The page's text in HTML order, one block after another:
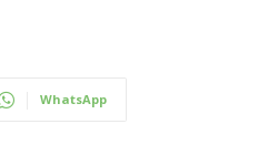
WhatsApp